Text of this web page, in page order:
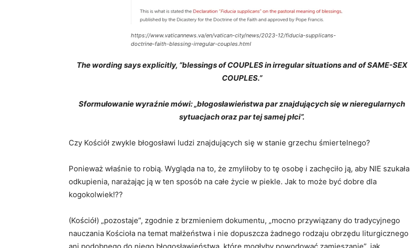
https://www.vaticannews.va/en/vatican-city/news/2023-12/fiducia-supplicans-
doctrine-faith-blessing-irregular-couples.html
The wording says explicitly, “blessings of COUPLES in irregular situations and of SAME-SEX
COUPLES.”
Sformułowanie wyraźnie mówi: „błogosławieństwa par znajdujących się w nieregularnych
sytuacjach oraz par tej samej płci”.
Czy Kościół zwykle błogosławi ludzi znajdujących się w stanie grzechu śmiertelnego?
Ponieważ właśnie to robią. Wygląda na to, że zmyliłoby to tę osobę i zachęciło ją, aby NIE szukała
odkupienia, narażając ją w ten sposób na całe życie w piekle. Jak to może być dobre dla
kogokolwiek!??
(Kościół) „pozostaje”, zgodnie z brzmieniem dokumentu, „mocno przywiązany do tradycyjnego
nauczania Kościoła na temat małżeństwa i nie dopuszcza żadnego rodzaju obrzędu liturgicznego